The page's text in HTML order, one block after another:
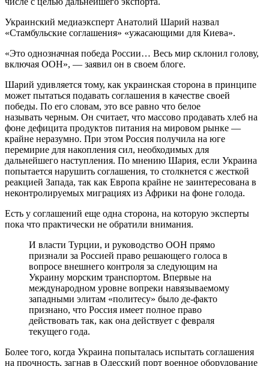
Украинский медиаэксперт Анатолий Шарий назвал
«Стамбульские соглашения» «ужасающими для Киева».
«Это однозначная победа России… Весь мир склонил голову,
включая ООН», — заявил он в своем блоге.
Шарий удивляется тому, как украинская сторона в принципе
может пытаться подавать соглашения в качестве своей
победы. По его словам, это все равно что белое
называть черным. Он считает, что массово продавать хлеб на
фоне дефицита продуктов питания на мировом рынке —
крайне неразумно. При этом Россия получила на юге
перемирие для накопления сил, необходимых для
дальнейшего наступления. По мнению Шария, если Украина
попытается нарушить соглашения, то столкнется с жесткой
реакцией Запада, так как Европа крайне не заинтересована в
неконтролируемых миграциях из Африки на фоне голода.
Есть у соглашений еще одна сторона, на которую эксперты
пока что практически не обратили внимания.
И власти Турции, и руководство ООН прямо
признали за Россией право решающего голоса в
вопросе внешнего контроля за следующим на
Украину морским транспортом. Впервые на
международном уровне вопреки навязываемому
западными элитам «политесу» было де-факто
признано, что Россия имеет полное право
действовать так, как она действует с февраля
текущего года.
Более того, когда Украина попыталась испытать соглашения
на прочность, загнав в Одесский порт военное оборудование